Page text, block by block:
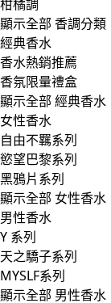
柑橘調
顯示全部 香調分類
經典香水
香水熱銷推薦
香氛限量禮盒
顯示全部 經典香水
女性香水
自由不羈系列
慾望巴黎系列
黑鴉片系列
顯示全部 女性香水
男性香水
Y 系列
天之驕子系列
MYSLF系列
顯示全部 男性香水